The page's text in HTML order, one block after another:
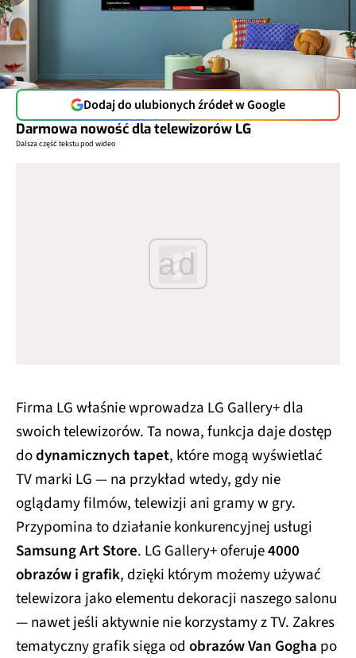
Dodaj do ulubionych źródeł w Google
Darmowa nowość dla telewizorów LG
Dalsza część tekstu pod wideo
ad
Firma LG właśnie wprowadza LG Gallery+ dla
swoich telewizorów. Ta nowa, funkcja daje dostęp
dodynamicznych tapet, które mogą wyświetlać
TV marki LG — na przykład wtedy, gdy nie
oglądamy filmów, telewizji ani gramy w gry.
Przypomina to działanie konkurencyjnej usługi
Samsung Art Store. LG Gallery+ oferuje4000
obrazów i grafik, dzięki którym możemy używać
telewizora jako elementu dekoracji naszego salonu
— nawet jeśli aktywnie nie korzystamy z TV. Zakres
tematyczny grafik sięga od obrazów Van Gogha po